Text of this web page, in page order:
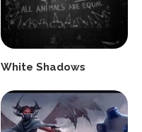
White Shadows